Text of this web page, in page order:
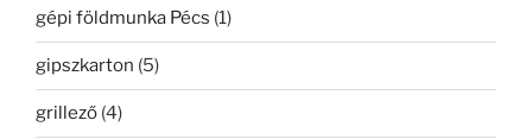
gépi földmunka Pécs (1)
gipszkarton (5)
grillező (4)